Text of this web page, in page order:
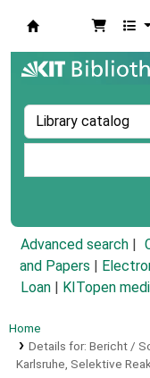
Advanced search
and Papers
Loan
KITopen
Home
Details for: Bericht /
Karlsruhe, Selektive